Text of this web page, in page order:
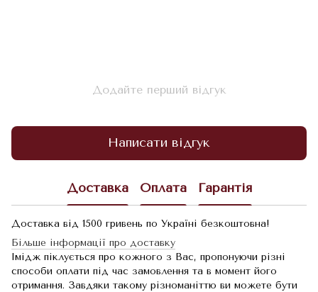
Додайте перший відгук
Написати відгук
Доставка Оплата Гарантія
Доставка від 1500 гривень по Україні безкоштовна!
Більше інформації про доставку
Імідж піклується про кожного з Вас, пропонуючи різні
способи оплати під час замовлення та в момент його
отримання. Завдяки такому різноманіттю ви можете бути